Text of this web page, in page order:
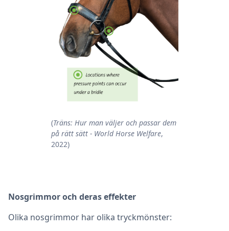
(Träns: Hur man väljer och passar dem
på rätt sätt - World Horse Welfare,
2022)
Nosgrimmor och deras effekter
Olika nosgrimmor har olika tryckmönster: